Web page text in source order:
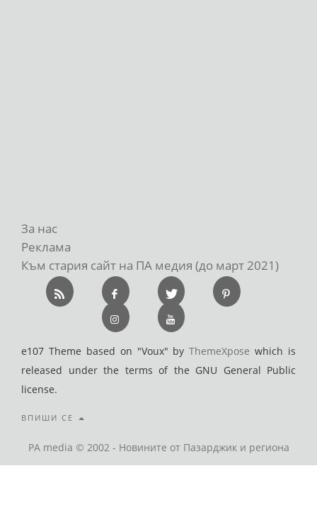
За нас
Реклама
Към стария сайт на ПА медия (до март 2021)
e107 Theme based on "Voux" byThemeXpose which is
released under the terms of the GNU General Public
license.
ВПИШИ СЕ
PA media © 2002 - Новините от Пазарджик и региона